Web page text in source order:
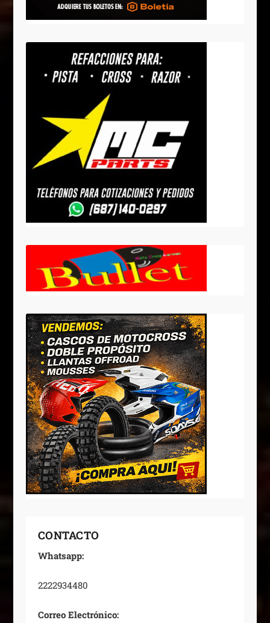
CONTACTO
Whatsapp:
2222934480
Correo Electrónico: